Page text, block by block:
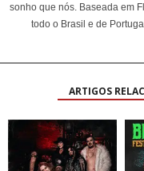
sonho que nós. Baseada em
todo o Brasil e de
ARTIGOS